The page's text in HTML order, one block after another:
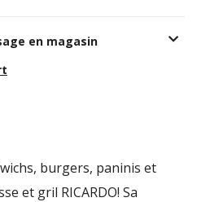
en magasin
burgers, paninis et
et gril RICARDO! Sa